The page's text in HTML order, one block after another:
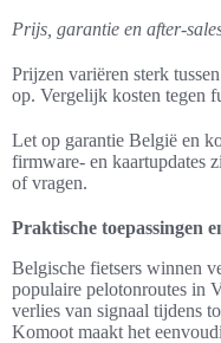
Prijs, garantie en after-
Prijzen variëren sterk
op. Vergelijk kosten tegen
Let op garantie België en
firmware- en kaartupdates
of vragen.
Praktische toepassingen
Belgische fietsers winnen
populaire pelotonroutes in
verlies van signaal tijdens
Komoot maakt het